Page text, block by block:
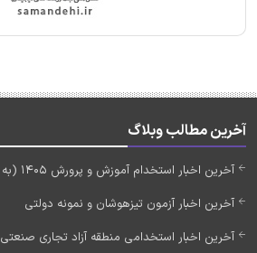
آخرین مطالب وبلاگ
آخرین اخبار استخدام آموزش و پرورش 1405 (به زودی)
آخرین اخبار آزمون تیزهوشان و نمونه دولتی
آخرین اخبار استخدامی منطقه آزاد تجاری صنعتی 1405